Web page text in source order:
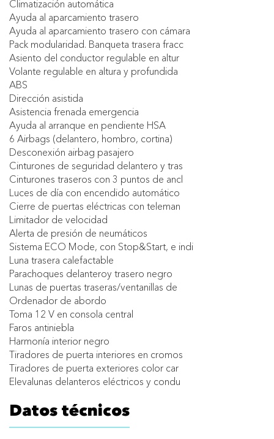
Climatización automática
Ayuda al aparcamiento trasero
Ayuda al aparcamiento trasero con cámara
Pack modularidad. Banqueta trasera fracc
Asiento del conductor regulable en altur
Volante regulable en altura y profundida
ABS
Dirección asistida
Asistencia frenada emergencia
Ayuda al arranque en pendiente HSA
6 Airbags (delantero, hombro, cortina)
Desconexión airbag pasajero
Cinturones de seguridad delantero y tras
Cinturones traseros con 3 puntos de ancl
Luces de día con encendido automático
Cierre de puertas eléctricas con teleman
Limitador de velocidad
Alerta de presión de neumáticos
Sistema ECO Mode, con Stop&Start, e indi
Luna trasera calefactable
Parachoques delanteroy trasero negro
Lunas de puertas traseras/ventanillas de
Ordenador de abordo
Toma 12 V en consola central
Faros antiniebla
Harmonía interior negro
Tiradores de puerta interiores en cromos
Tiradores de puerta exteriores color car
Elevalunas delanteros eléctricos y condu
Datos técnicos